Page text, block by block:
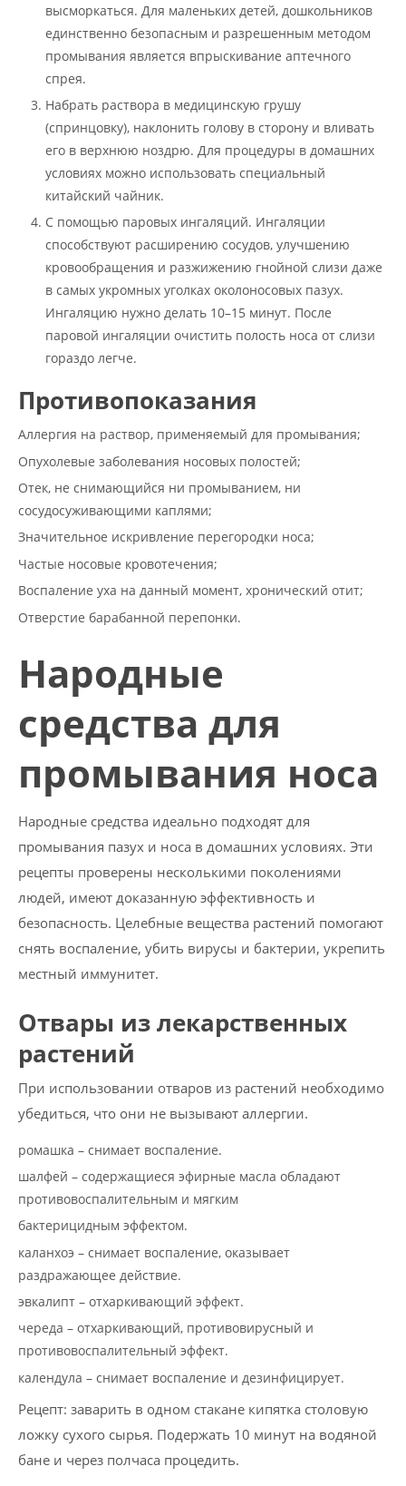
высморкаться. Для маленьких детей, дошкольников
единственно безопасным и разрешенным методом
промывания является впрыскивание аптечного
спрея.
Набрать раствора в медицинскую грушу
(спринцовку), наклонить голову в сторону и вливать
его в верхнюю ноздрю. Для процедуры в домашних
условиях можно использовать специальный
китайский чайник.
С помощью паровых ингаляций. Ингаляции
способствуют расширению сосудов, улучшению
кровообращения и разжижению гнойной слизи даже
в самых укромных уголках околоносовых пазух.
Ингаляцию нужно делать 10–15 минут. После
паровой ингаляции очистить полость носа от слизи
гораздо легче.
Противопоказания
Аллергия на раствор, применяемый для промывания;
Опухолевые заболевания носовых полостей;
Отек, не снимающийся ни промыванием, ни
сосудосуживающими каплями;
Значительное искривление перегородки носа;
Частые носовые кровотечения;
Воспаление уха на данный момент, хронический отит;
Отверстие барабанной перепонки.
Народные
средства для
промывания носа
Народные средства идеально подходят для
промывания пазух и носа в домашних условиях. Эти
рецепты проверены несколькими поколениями
людей, имеют доказанную эффективность и
безопасность. Целебные вещества растений помогают
снять воспаление, убить вирусы и бактерии, укрепить
местный иммунитет.
Отвары из лекарственных
растений
При использовании отваров из растений необходимо
убедиться, что они не вызывают аллергии.
ромашка – снимает воспаление.
шалфей – содержащиеся эфирные масла обладают
противовоспалительным и мягким
бактерицидным эффектом.
каланхоэ – снимает воспаление, оказывает
раздражающее действие.
эвкалипт – отхаркивающий эффект.
череда – отхаркивающий, противовирусный и
противовоспалительный эффект.
календула – снимает воспаление и дезинфицирует.
Рецепт: заварить в одном стакане кипятка столовую
ложку сухого сырья. Подержать 10 минут на водяной
бане и через полчаса процедить.